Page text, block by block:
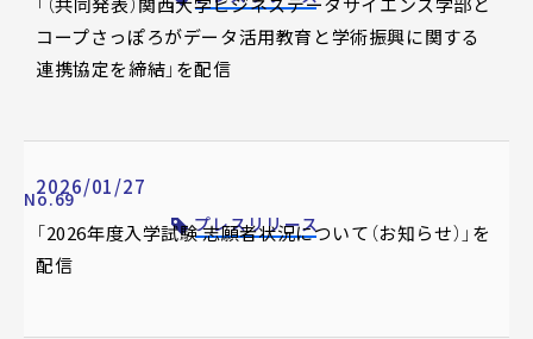
コープさっぽろがデータ活用教育と学術振興に関する
連携協定を締結」を配信
2026/01/27
No.69
プレスリリース
「2026年度入学試験 志願者状況について（お知らせ）」を
配信